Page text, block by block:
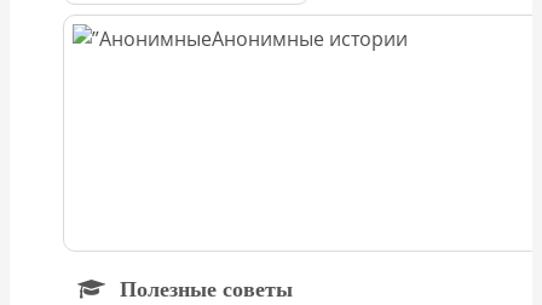
Анонимные истории
Полезные советы